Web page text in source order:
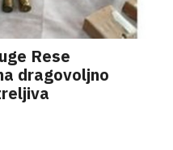
Rese
dragovoljno